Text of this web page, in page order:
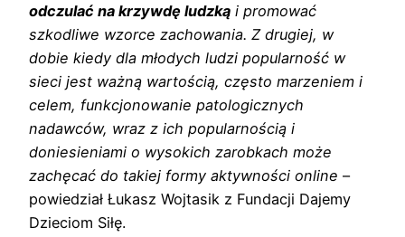
odczulać na krzywdę ludzką i promować
szkodliwe wzorce zachowania. Z drugiej, w
dobie kiedy dla młodych ludzi popularność w
sieci jest ważną wartością, często marzeniem i
celem, funkcjonowanie patologicznych
nadawców, wraz z ich popularnością i
doniesieniami o wysokich zarobkach może
zachęcać do takiej formy aktywności online –
powiedział Łukasz Wojtasik z Fundacji Dajemy
Dzieciom Siłę.